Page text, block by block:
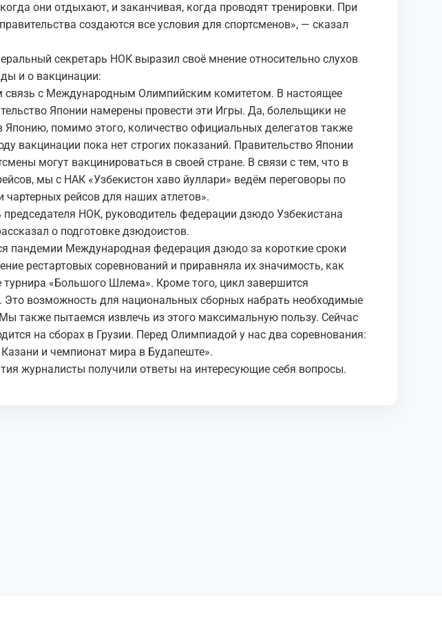
они отдыхают, и заканчивая, когда проводят тренировки. При
создаются все условия для спортсменов», — сказал
секретарь НОК выразил своё мнение относительно слухов
и о вакцинации:
с Международным Олимпийским комитетом. В настоящее
Японии намерены провести эти Игры. Да, болельщики не
Японию, помимо этого, количество официальных делегатов также
вакцинации пока нет строгих показаний. Правительство Японии
могут вакцинироваться в своей стране. В связи с тем, что в
мы с НАК «Узбекистон хаво йуллари» ведём переговоры по
чартерных рейсов для наших атлетов».
председателя НОК, руководитель федерации дзюдо Узбекистана
о подготовке дзюдоистов.
пандемии Международная федерация дзюдо за короткие сроки
рестартовых соревнований и приравняла их значимость, как
«Большого Шлема». Кроме того, цикл завершится
возможность для национальных сборных набрать необходимые
также пытаемся извлечь из этого максимальную пользу. Сейчас
на сборах в Грузии. Перед Олимпиадой у нас два соревнования:
и чемпионат мира в Будапеште».
журналисты получили ответы на интересующие себя вопросы.